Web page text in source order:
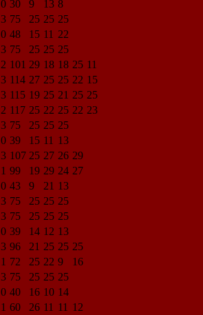
0 30 9 13 8
3 75 25 25 25
0 48 15 11 22
3 75 25 25 25
2 101 29 18 18 25 11
3 114 27 25 25 22 15
3 115 19 25 21 25 25
2 117 25 22 25 22 23
3 75 25 25 25
0 39 15 11 13
3 107 25 27 26 29
1 99 19 29 24 27
0 43 9 21 13
3 75 25 25 25
3 75 25 25 25
0 39 14 12 13
3 96 21 25 25 25
1 72 25 22 9
16
3 75 25 25 25
0 40 16 10 14
1 60 26 11 11 12